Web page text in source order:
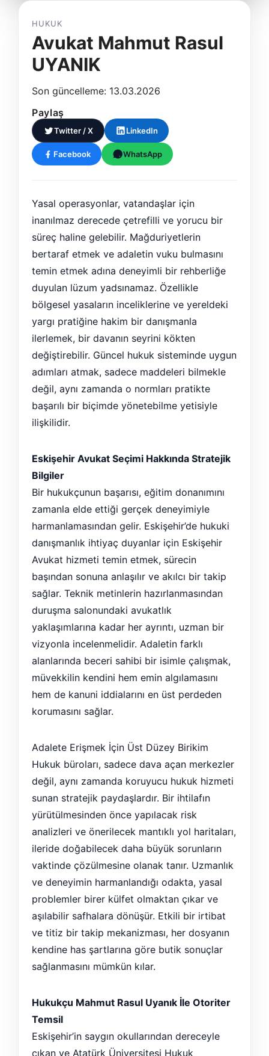
HUKUK
Avukat Mahmut Rasul
UYANIK
Son güncelleme: 13.03.2026
Paylaş
Twitter / X LinkedIn
Facebook WhatsApp
Yasal operasyonlar, vatandaşlar için
inanılmaz derecede çetrefilli ve yorucu bir
süreç haline gelebilir. Mağduriyetlerin
bertaraf etmek ve adaletin vuku bulmasını
temin etmek adına deneyimli bir rehberliğe
duyulan lüzum yadsınamaz. Özellikle
bölgesel yasaların inceliklerine ve yereldeki
yargı pratiğine hakim bir danışmanla
ilerlemek, bir davanın seyrini kökten
değiştirebilir. Güncel hukuk sisteminde uygun
adımları atmak, sadece maddeleri bilmekle
değil, aynı zamanda o normları pratikte
başarılı bir biçimde yönetebilme yetisiyle
ilişkilidir.
Eskişehir Avukat Seçimi Hakkında Stratejik
Bilgiler
Bir hukukçunun başarısı, eğitim donanımını
zamanla elde ettiği gerçek deneyimiyle
harmanlamasından gelir. Eskişehir’de hukuki
danışmanlık ihtiyaç duyanlar için Eskişehir
Avukat hizmeti temin etmek, sürecin
başından sonuna anlaşılır ve akılcı bir takip
sağlar. Teknik metinlerin hazırlanmasından
duruşma salonundaki avukatlık
yaklaşımlarına kadar her ayrıntı, uzman bir
vizyonla incelenmelidir. Adaletin farklı
alanlarında beceri sahibi bir isimle çalışmak,
müvekkilin kendini hem emin algılamasını
hem de kanuni iddialarını en üst perdeden
korumasını sağlar.
Adalete Erişmek İçin Üst Düzey Birikim
Hukuk büroları, sadece dava açan merkezler
değil, aynı zamanda koruyucu hukuk hizmeti
sunan stratejik paydaşlardır. Bir ihtilafın
yürütülmesinden önce yapılacak risk
analizleri ve önerilecek mantıklı yol haritaları,
ileride doğabilecek daha büyük sorunların
vaktinde çözülmesine olanak tanır. Uzmanlık
ve deneyimin harmanlandığı odakta, yasal
problemler birer külfet olmaktan çıkar ve
aşılabilir safhalara dönüşür. Etkili bir irtibat
ve titiz bir takip mekanizması, her dosyanın
kendine has şartlarına göre butik sonuçlar
sağlanmasını mümkün kılar.
Hukukçu Mahmut Rasul Uyanık İle Otoriter
Temsil
Eskişehir’in saygın okullarından dereceyle
çıkan ve Atatürk Üniversitesi Hukuk